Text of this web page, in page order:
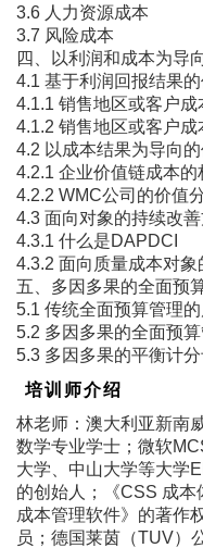
3.6 人力资源成本
3.7 风险成本
四、以利润和成本为导
4.1 基于利润回报结果
4.1.1 销售地区或客户成
4.1.2 销售地区或客户成
4.2 以成本结果为导向
4.2.1 企业价值链成本的
4.2.2 WMC公司的价值
4.3 面向对象的持续改
4.3.1 什么是DAPDCI
4.3.2 面向质量成本对象
五、多因多果的全面预
5.1 传统全面预算管理
5.2 多因多果的全面预
5.3 多因多果的平衡计
培训师介绍
林老师：澳大利亚新南
数学专业学士；微软
大学、中山大学等大学
的创始人；《CSS 成
成本管理软件》的著作
员；德国莱茵（TUV）